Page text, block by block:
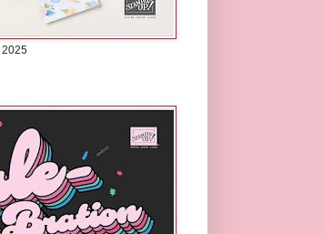
2025